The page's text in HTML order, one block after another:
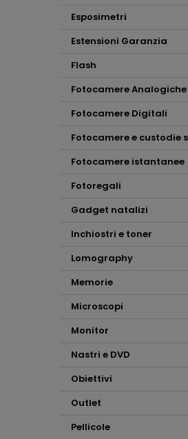
Esposimetri
Estensioni Garanzia
Flash
Fotocamere Analogiche
Fotocamere Digitali
Fotocamere e custodie
Fotocamere istantanee
Fotoregali
Gadget natalizi
Inchiostri e toner
Lomography
Memorie
Microscopi
Monitor
Nastri e DVD
Obiettivi
Outlet
Pellicole
2 mesi fa
Ho molto
scrupolosità nella
usato e i consigli per
nuova fotocamera
difetti) . Mi ritengo
soddisfatto e
consulenza che mi
Affabilità e
che altro !!!